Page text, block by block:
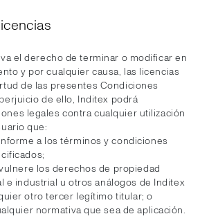
el derecho de terminar o modificar en
y por cualquier causa, las licencias
de las presentes Condiciones
de ello, Inditex podrá
legales contra cualquier utilización
que:
a los términos y condiciones
los derechos de propiedad
e industrial u otros análogos de Inditex
otro tercer legítimo titular; o
normativa que sea de aplicación.